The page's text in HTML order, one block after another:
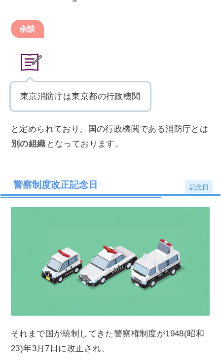
余談
東京消防庁は東京都の行政機関
と定められており、国の行政機関である消防庁とは
別の組織 となっております。
警察制度改正記念日 記念日
それまで国が統制してきた警察権制度が1948(昭和
23)年3月7日に改正され、